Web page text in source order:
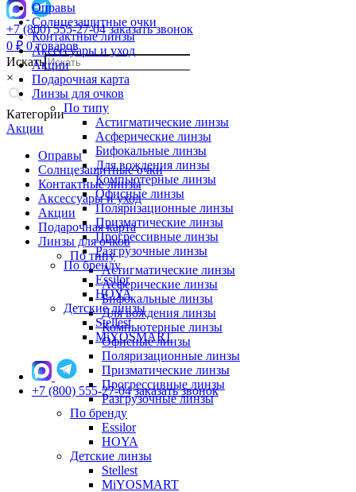
+7 (800) 555-27-04 заказать звонок
0 ₽ 0 товаров
Искать
×
Категории
Акции
Оправы
Солнцезащитные очки
Контактные линзы
Аксессуары и уход
Акции
Подарочная карта
Линзы для очков
По типу
Астигматические линзы
Асферические линзы
Бифокальные линзы
Для вождения линзы
Компьютерные линзы
Офисные линзы
Поляризационные линзы
Призматические линзы
Прогрессивные линзы
Разгрузочные линзы
По бренду
Essilor
HOYA
Детские линзы
Stellest
MiYOSMART
Оправы
Солнцезащитные очки
Контактные линзы
Аксессуары и уход
Акции
Подарочная карта
Линзы для очков
По типу
Астигматические линзы
Асферические линзы
Бифокальные линзы
Для вождения линзы
Компьютерные линзы
Офисные линзы
Поляризационные линзы
Призматические линзы
Прогрессивные линзы
Разгрузочные линзы
По бренду
Essilor
HOYA
Детские линзы
Stellest
MiYOSMART
+7 (800) 555-27-04 заказать звонок